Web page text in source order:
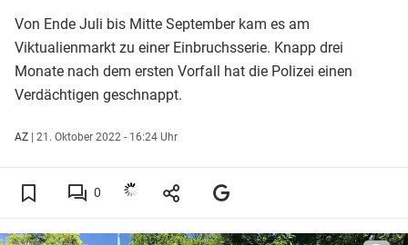
Von Ende Juli bis Mitte September kam es am
Viktualienmarkt zu einer Einbruchsserie. Knapp drei
Monate nach dem ersten Vorfall hat die Polizei einen
Verdächtigen geschnappt.
AZ | 21. Oktober 2022 - 16:24 Uhr
0